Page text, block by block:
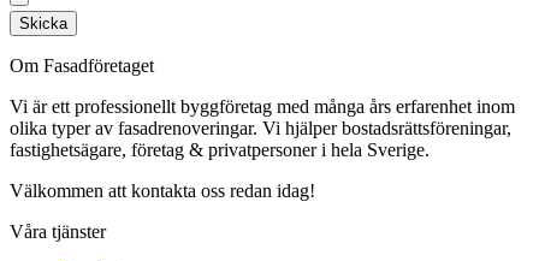
Skicka
Om Fasadföretaget
Vi är ett professionellt byggföretag med många års erfarenhet inom
olika typer av fasadrenoveringar. Vi hjälper bostadsrättsföreningar,
fastighetsägare, företag & privatpersoner i hela Sverige.
Välkommen att kontakta oss redan idag!
Våra tjänster